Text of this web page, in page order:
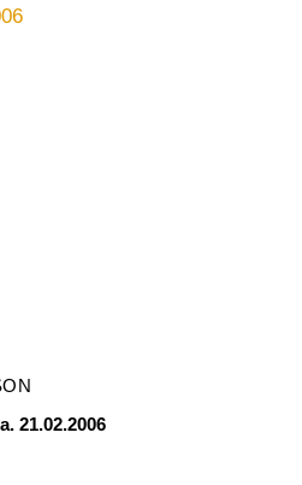
21.02.2006